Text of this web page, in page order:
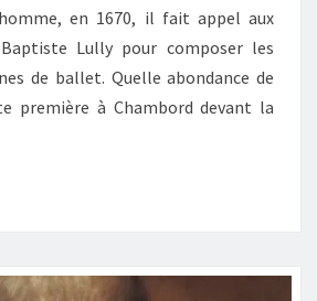
en 1670, il fait appel aux
Lully pour composer les
de ballet. Quelle abondance de
première à Chambord devant la